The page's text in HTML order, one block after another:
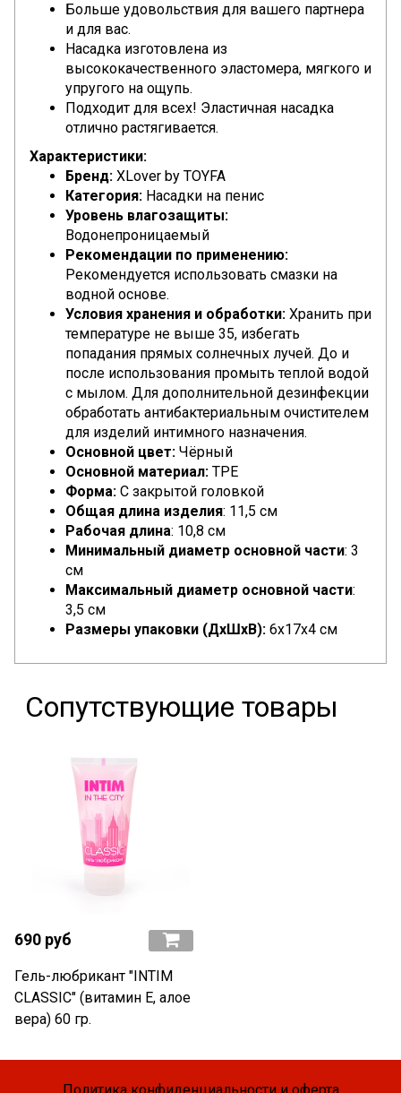
Больше удовольствия для вашего партнера
и для вас.
Насадка изготовлена из
высококачественного эластомера, мягкого и
упругого на ощупь.
Подходит для всех! Эластичная насадка
отлично растягивается.
Характеристики:
Бренд: XLover by TOYFA
Категория: Насадки на пенис
Уровень влагозащиты:
Водонепроницаемый
Рекомендации по применению:
Рекомендуется использовать смазки на
водной основе.
Условия хранения и обработки: Хранить при
температуре не выше 35, избегать
попадания прямых солнечных лучей. До и
после использования промыть теплой водой
с мылом. Для дополнительной дезинфекции
обработать антибактериальным очистителем
для изделий интимного назначения.
Основной цвет: Чёрный
Основной материал: TPE
Форма: С закрытой головкой
Общая длина изделия: 11,5 см
Рабочая длина: 10,8 см
Минимальный диаметр основной части: 3
см
Максимальный диаметр основной части:
3,5 см
Размеры упаковки (ДхШхВ): 6x17x4 см
Сопутствующие товары
690 руб
Гель-любрикант "INTIM
CLASSIC" (витамин Е, алое
вера) 60 гр.